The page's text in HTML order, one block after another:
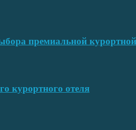
премиальной
курортного отеля